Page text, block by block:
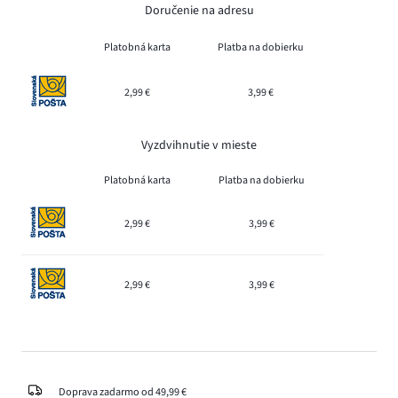
Doručenie na adresu
Platobná karta Platba na dobierku
2,99 € 3,99 €
Vyzdvihnutie v mieste
Platobná karta Platba na dobierku
2,99 € 3,99 €
2,99 € 3,99 €
Doprava zadarmo od 49,99 €